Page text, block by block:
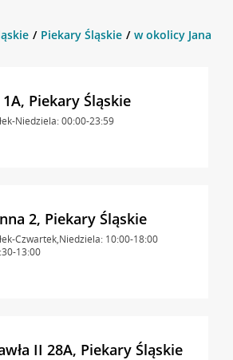
Piekary Śląskie w okolicy Jana
Piekary Śląskie
Niedziela: 00:00-23:59
2, Piekary Śląskie
Czwartek,Niedziela: 10:00-18:00
13:00
II 28A, Piekary Śląskie